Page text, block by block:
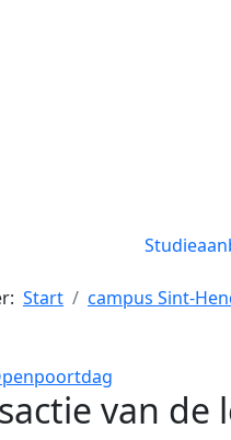
Start campus Sint-
van de